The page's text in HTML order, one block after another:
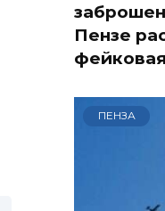
Пензе
ПЕНЗА